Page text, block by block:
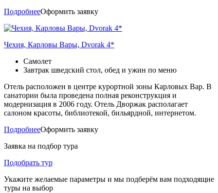
ПодробнееОформить заявку
Чехия, Карловы Вары, Dvorak 4*
Самолет
Завтрак шведский стол, обед и ужин по меню
Отель расположен в центре курортной зоны Карловых Вар. В
санатории была проведена полная реконструкция и
модернизация в 2006 году. Отель Дворжак располагает
салоном красоты, библиотекой, бильярдной, интернетом.
ПодробнееОформить заявку
Заявка на подбор тура
Подобрать тур
Укажите желаемые параметры и мы подберём вам подходящие
туры на выбор